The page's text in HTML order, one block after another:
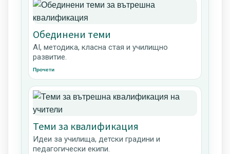
Обединени теми
AI, методика, класна стая и училищно
развитие.
Прочети
Теми за квалификация
Идеи за училища, детски градини и
педагогически екипи.